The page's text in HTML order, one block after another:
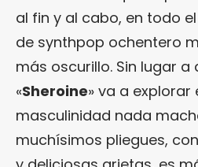
al fin y al cabo, en todo
de synthpop ochentero
más oscurillo. Sin lugar a
«Sheroine» va a
masculinidad nada
muchísimos pliegues,